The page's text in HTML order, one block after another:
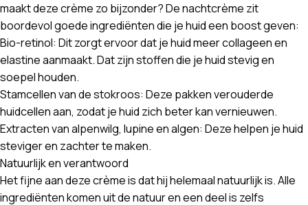
maakt deze crème zo bijzonder? De nachtcrème zit
boordevol goede ingrediënten die je huid een boost geven:
Bio-retinol: Dit zorgt ervoor dat je huid meer collageen en
elastine aanmaakt. Dat zijn stoffen die je huid stevig en
soepel houden.
Stamcellen van de stokroos: Deze pakken verouderde
huidcellen aan, zodat je huid zich beter kan vernieuwen.
Extracten van alpenwilg, lupine en algen: Deze helpen je huid
steviger en zachter te maken.
Natuurlijk en verantwoord
Het fijne aan deze crème is dat hij helemaal natuurlijk is. Alle
ingrediënten komen uit de natuur en een deel is zelfs